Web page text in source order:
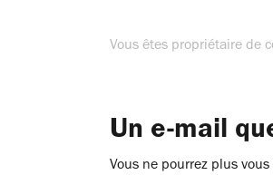
Vous êtes propriétaire de
Un e-mail
Vous ne pourrez plus